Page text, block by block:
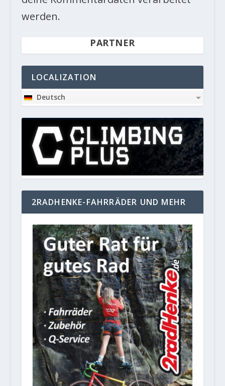
werden.
PARTNER
LOCALIZATION
Deutsch
2RADHENKE-FAHRRÄDER UND MEHR